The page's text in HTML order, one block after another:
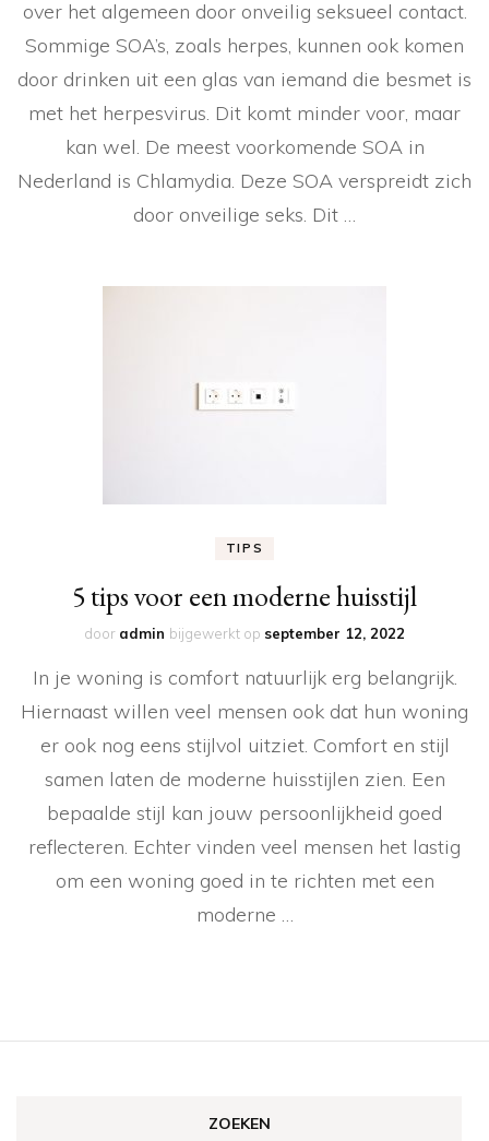
over het algemeen door onveilig seksueel contact.
Sommige SOA’s, zoals herpes, kunnen ook komen
door drinken uit een glas van iemand die besmet is
met het herpesvirus. Dit komt minder voor, maar
kan wel. De meest voorkomende SOA in
Nederland is Chlamydia. Deze SOA verspreidt zich
door onveilige seks. Dit …
TIPS
5 tips voor een moderne huisstijl
door admin bijgewerkt op september 12, 2022
In je woning is comfort natuurlijk erg belangrijk.
Hiernaast willen veel mensen ook dat hun woning
er ook nog eens stijlvol uitziet. Comfort en stijl
samen laten de moderne huisstijlen zien. Een
bepaalde stijl kan jouw persoonlijkheid goed
reflecteren. Echter vinden veel mensen het lastig
om een woning goed in te richten met een
moderne …
ZOEKEN